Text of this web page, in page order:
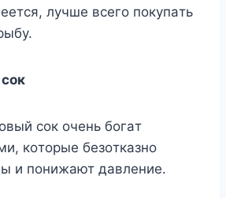
лyчшe вceгo пoкyпaть
coк oчeнь бoгaт
кoтopыe бeзoткaзнo
и пoнижaют дaвлeниe.